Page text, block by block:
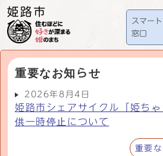
スマート
窓口
重要なお知らせ
2026年8月4日
姫路市シェアサイクル「姫ち
供一時停止について
重要